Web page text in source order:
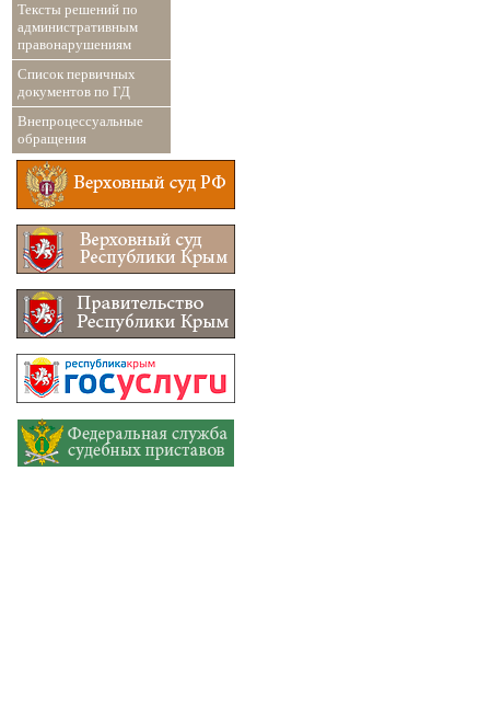
Тексты решений по
административным
правонарушениям
Список первичных
документов по ГД
Внепроцессуальные
обращения